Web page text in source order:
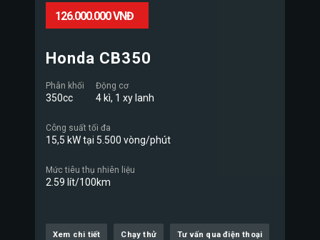
126.000.000 VNĐ
Honda CB350
Phân khối
350cc
Động cơ
4 kì, 1 xy lanh
Công suất tối đa
15,5 kW tại 5.500 vòng/phút
Mức tiêu thụ nhiên liệu
2.59 lít/100km
Xem chi tiết Chạy thử Tư vấn qua điện thoại